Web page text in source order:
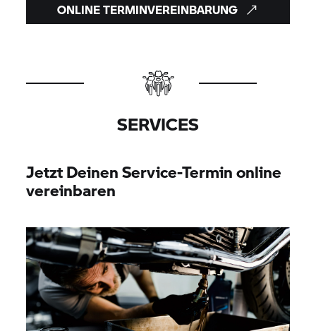
ONLINE TERMINVEREINBARUNG
SERVICES
Jetzt Deinen Service-Termin online
vereinbaren